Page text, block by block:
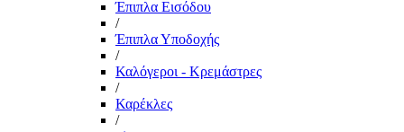
Έπιπλα Εισόδου
/
Έπιπλα Υποδοχής
/
Καλόγεροι - Κρεμάστρες
/
Καρέκλες
/